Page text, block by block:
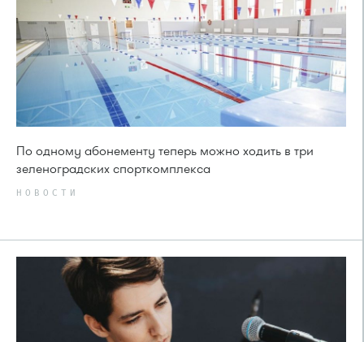
По одному абонементу теперь можно ходить в три
зеленоградских спорткомплекса
НОВОСТИ